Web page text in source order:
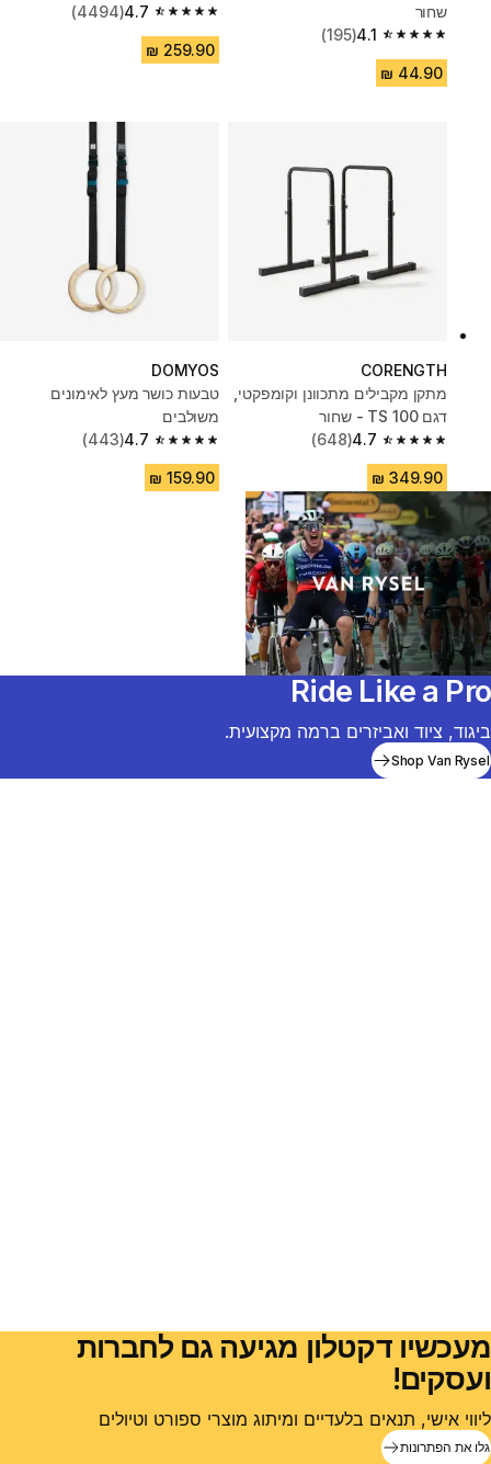
שחור
4.1
(195)
4.7
(4494)
CORENGTH
מתקן מקבילים מתכוונן וקומפקטי,
דגם ‎ TS 100- שחור
4.7
4.7 out of 5 stars from 648 reviews
(648)
DOMYOS
טבעות כושר מעץ לאימונים
משולבים
4.7
4.7 out of 5 stars from 443 reviews
(443)
Ride Like a Pro
ביגוד, ציוד ואביזרים ברמה מקצועית.
Shop Van Rysel
מעכשיו דקטלון מגיעה גם לחברות
ועסקים!
ליווי אישי, תנאים בלעדיים ומיתוג מוצרי ספורט וטיולים
גלו את הפתרונות